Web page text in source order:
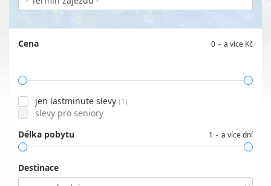
Cena 0 a více Kč
jen lastminute slevy (1)
slevy pro seniory
Délka pobytu
1 a více dní
Destinace